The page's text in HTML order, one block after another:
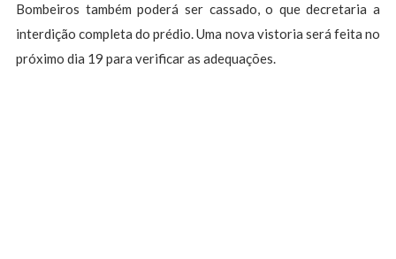
Bombeiros também poderá ser cassado, o que decretaria a
interdição completa do prédio. Uma nova vistoria será feita no
próximo dia 19 para verificar as adequações.